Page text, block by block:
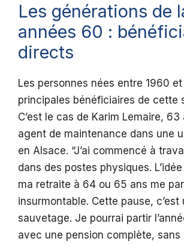
Les générations de
années 60 :
directs
Les personnes nées entre 1960
principales bénéficiaires de cette
C’est le cas de Karim Lemaire,
agent de maintenance dans une
en Alsace. “J’ai commencé à
dans des postes physiques.
ma retraite à 64 ou 65 ans me
insurmontable. Cette pause, c’est
sauvetage. Je pourrai partir
avec une pension complète, sans